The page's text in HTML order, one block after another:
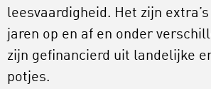
leesvaardigheid. Het zijn
jaren op en af en onder
zijn gefinancierd uit landelijke
potjes.